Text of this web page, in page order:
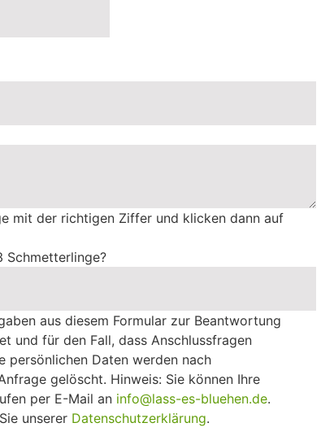
mit der richtigen Ziffer und klicken dann auf
Schmetterlinge?
aus diesem Formular zur Beantwortung
und für den Fall, dass Anschlussfragen
persönlichen Daten werden nach
gelöscht. Hinweis: Sie können Ihre
per E-Mail an info@lass-es-bluehen.de.
unserer Datenschutzerklärung.